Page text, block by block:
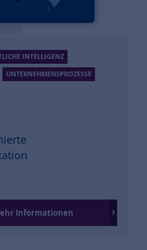
INTELLIGENZ
UNTERNEHMENSPROZESSE
Informationen